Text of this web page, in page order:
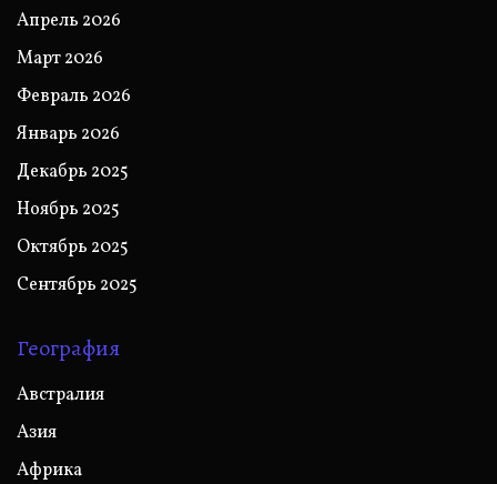
Апрель 2026
Март 2026
Февраль 2026
Январь 2026
Декабрь 2025
Ноябрь 2025
Октябрь 2025
Сентябрь 2025
География
Австралия
Азия
Африка